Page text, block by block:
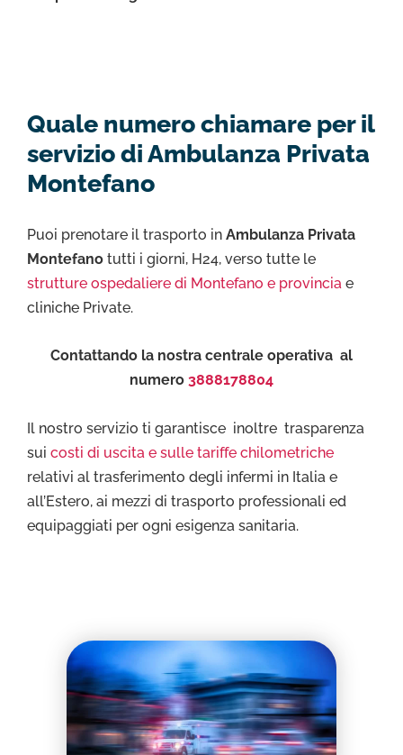
Quale numero chiamare per il
servizio di Ambulanza Privata
Montefano
Puoi prenotare il trasporto in Ambulanza Privata
Montefano tutti i giorni, H24, verso tutte le
strutture ospedaliere di Montefano e provincia e
cliniche Private.
Contattando la nostra centrale operativa al
numero 3888178804
Il nostro servizio ti garantisce inoltre trasparenza
sui costi di uscita e sulle tariffe chilometriche
relativi al trasferimento degli infermi in Italia e
all’Estero, ai mezzi di trasporto professionali ed
equipaggiati per ogni esigenza sanitaria.